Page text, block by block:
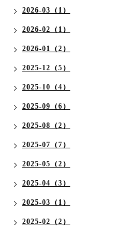
2026-03（1）
2026-02（1）
2026-01（2）
2025-12（5）
2025-10（4）
2025-09（6）
2025-08（2）
2025-07（7）
2025-05（2）
2025-04（3）
2025-03（1）
2025-02（2）